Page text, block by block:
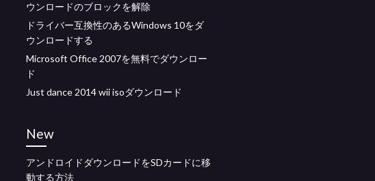
ウンロードのブロックを解除
ドライバー互換性のあるWindows 10をダ
ウンロードする
Microsoft Office 2007を無料でダウンロー
ド
Just dance 2014 wii isoダウンロード
New
アンドロイドダウンロードをSDカードに移
動する方法